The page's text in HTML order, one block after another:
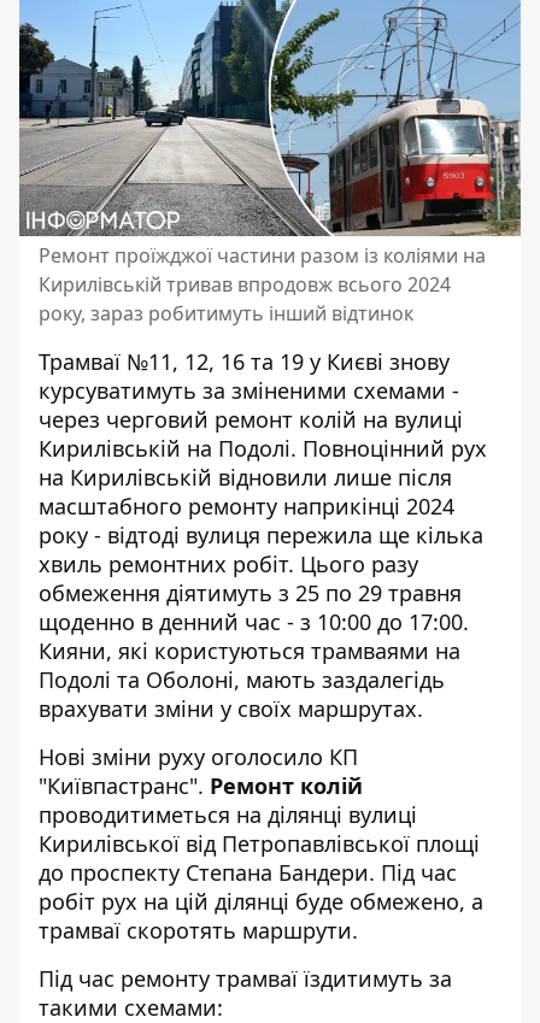
Ремонт проїжджої частини разом із коліями на
Кирилівській тривав впродовж всього 2024
року, зараз робитимуть інший відтинок
Трамваї №11, 12, 16 та 19 у Києві знову
курсуватимуть за зміненими схемами -
через черговий ремонт колій на вулиці
Кирилівській на Подолі. Повноцінний рух
на Кирилівській відновили лише після
масштабного ремонту наприкінці 2024
року - відтоді вулиця пережила ще кілька
хвиль ремонтних робіт. Цього разу
обмеження діятимуть з 25 по 29 травня
щоденно в денний час - з 10:00 до 17:00.
Кияни, які користуються трамваями на
Подолі та Оболоні, мають заздалегідь
врахувати зміни у своїх маршрутах.
Нові зміни руху оголосило КП
"Київпастранс". Ремонт колій
проводитиметься на ділянці вулиці
Кирилівської від Петропавлівської площі
до проспекту Степана Бандери. Під час
робіт рух на цій ділянці буде обмежено, а
трамваї скоротять маршрути.
Під час ремонту трамваї їздитимуть за
такими схемами: